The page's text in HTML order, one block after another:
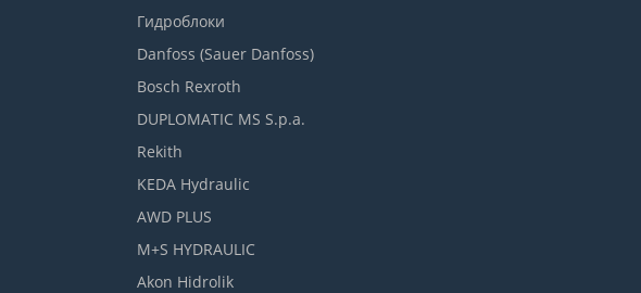
Гидроблоки
Danfoss (Sauer Danfoss)
Bosch Rexroth
DUPLOMATIC MS S.p.a.
Rekith
KEDA Hydraulic
AWD PLUS
M+S HYDRAULIC
Akon Hidrolik